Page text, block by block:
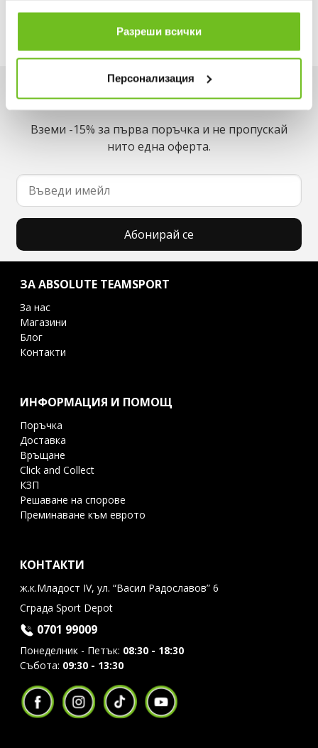
ползването от Ваша страна на услугите им.
Разреши всички
Персонализация
Искаш да си първи в списъка ни?
Вземи -15% за първа поръчка и не пропускай
нито една оферта.
Абонирай се
ЗА ABSOLUTE TEAMSPORT
За нас
Магазини
Блог
Контакти
ИНФОРМАЦИЯ И ПОМОЩ
Поръчка
Доставка
Връщане
Click and Collect
КЗП
Решаване на спорове
Преминаване към еврото
КОНТАКТИ
ж.к.Младост IV, ул. “Васил Радославов” 6
Сграда Sport Depot
0701 99009
Понеделник - Петък: 08:30 - 18:30
Събота: 09:30 - 13:30